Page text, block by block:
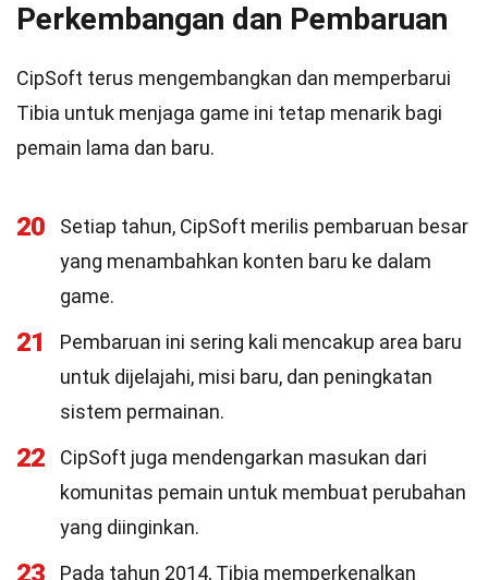
Perkembangan dan Pembaruan
CipSoft terus mengembangkan dan memperbarui
Tibia untuk menjaga game ini tetap menarik bagi
pemain lama dan baru.
20
Setiap tahun, CipSoft merilis pembaruan besar
yang menambahkan konten baru ke dalam
game.
21
Pembaruan ini sering kali mencakup area baru
untuk dijelajahi, misi baru, dan peningkatan
sistem permainan.
22
CipSoft juga mendengarkan masukan dari
komunitas pemain untuk membuat perubahan
yang diinginkan.
23
Pada tahun 2014, Tibia memperkenalkan